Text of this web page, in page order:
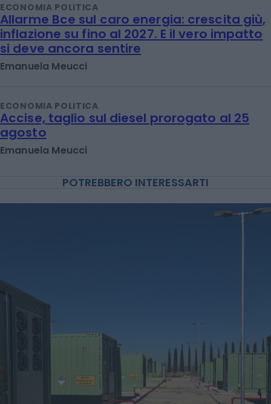
ECONOMIA POLITICA
Allarme Bce sul caro energia: crescita giù,
inflazione su fino al 2027. E il vero impatto
si deve ancora sentire
Emanuela Meucci
ECONOMIA POLITICA
Accise, taglio sul diesel prorogato al 25
agosto
Emanuela Meucci
POTREBBERO INTERESSARTI